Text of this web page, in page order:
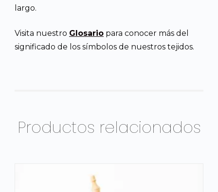
largo.
Visita nuestro Glosario para conocer más del
significado de los símbolos de nuestros tejidos.
Productos relacionados